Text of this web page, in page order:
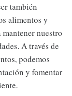
también
alimentos y
nuestro
A través de
podemos
y fomentar